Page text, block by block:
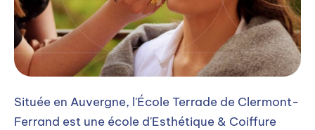
Située en Auvergne, l'École Terrade de Clermont-
Ferrand est une école d'Esthétique & Coiffure